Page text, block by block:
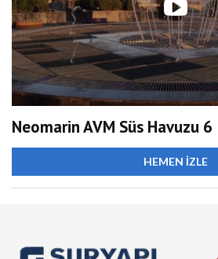
Neomarin AVM Süs Havuzu 6
HEMEN İZLE